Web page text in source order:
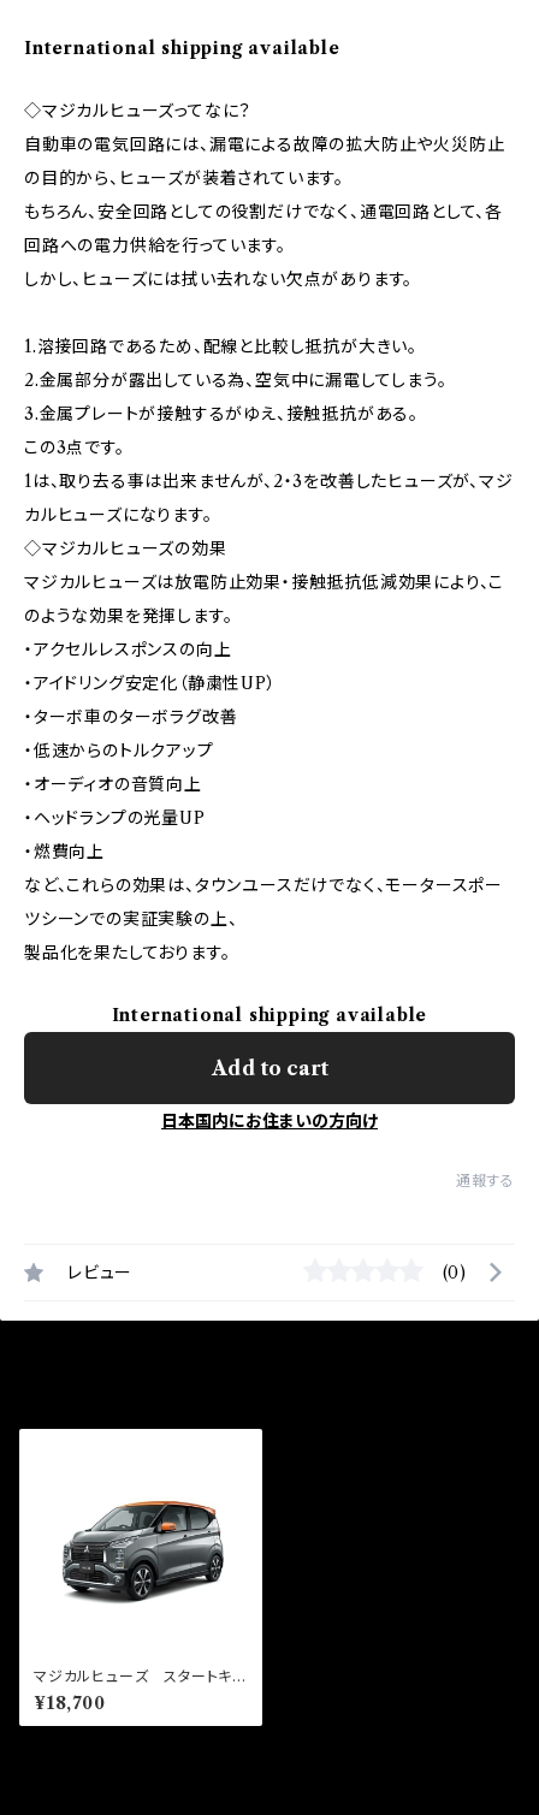
International shipping available
◇マジカルヒューズってなに？
自動車の電気回路には、漏電による故障の拡大防止や火災防止
の目的から、ヒューズが装着されています。
もちろん、安全回路としての役割だけでなく、通電回路として、各
回路への電力供給を行っています。
しかし、ヒューズには拭い去れない欠点があります。
1.溶接回路であるため、配線と比較し抵抗が大きい。
2.金属部分が露出している為、空気中に漏電してしまう。
3.金属プレートが接触するがゆえ、接触抵抗がある。
この3点です。
1は、取り去る事は出来ませんが、2・3を改善したヒューズが、マジ
カルヒューズになります。
◇マジカルヒューズの効果
マジカルヒューズは放電防止効果・接触抵抗低減効果により、こ
のような効果を発揮します。
・アクセルレスポンスの向上
・アイドリング安定化（静粛性UP）
・ターボ車のターボラグ改善
・低速からのトルクアップ
・オーディオの音質向上
・ヘッドランプの光量UP
・燃費向上
など、これらの効果は、タウンユースだけでなく、モータースポー
ツシーンでの実証実験の上、
製品化を果たしております。
International shipping available
Add to cart
日本国内にお住まいの方向け
通報する
レビュー (0)
マジカルヒューズ スタートキッ
ト ekクロス B35W MFM
492 17個
¥18,700